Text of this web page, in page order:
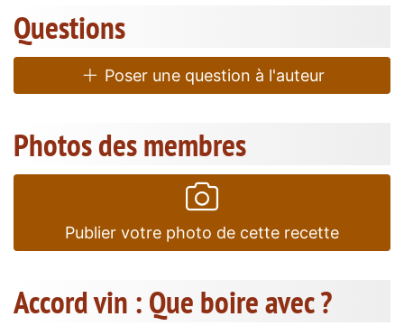
Questions
Poser une question à l'auteur
Photos des membres
Publier votre photo de cette recette
Accord vin : Que boire avec ?